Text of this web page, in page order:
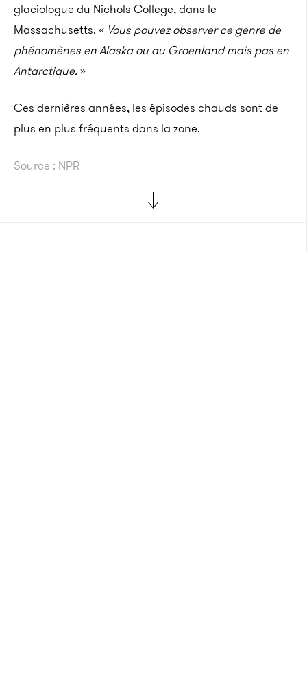
glaciologue du Nichols College, dans le
Massachusetts. « Vous pouvez observer ce genre de
phénomènes en Alaska ou au Groenland mais pas en
Antarctique.»
Ces dernières années, les épisodes chauds sont de
plus en plus fréquents dans la zone.
Source : NPR